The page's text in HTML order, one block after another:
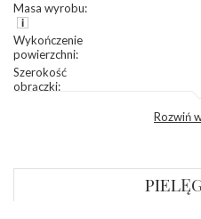
Masa wyrobu:
Wykończenie
powierzchni:
Szerokość
obrączki:
Rozwiń